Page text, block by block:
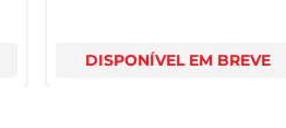
DISPONÍVEL EM BREVE